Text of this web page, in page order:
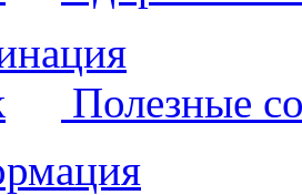
Полезные